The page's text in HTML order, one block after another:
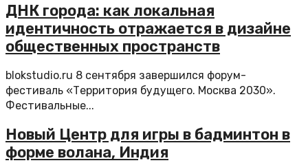
ДНК города: как локальная
идентичность отражается в дизайне
общественных пространств
blokstudio.ru 8 сентября завершился форум-
фестиваль «Территория будущего. Москва 2030».
Фестивальные...
Новый Центр для игры в бадминтон в
форме волана, Индия